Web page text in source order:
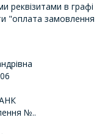
реквізитами в графі
"оплата замовлення
№..